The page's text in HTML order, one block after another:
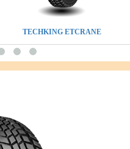
TECHKING ETCRANE